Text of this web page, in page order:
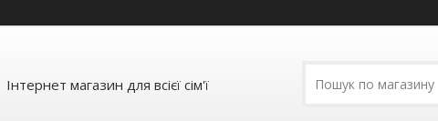
Інтернет магазин для всієї сім'ї